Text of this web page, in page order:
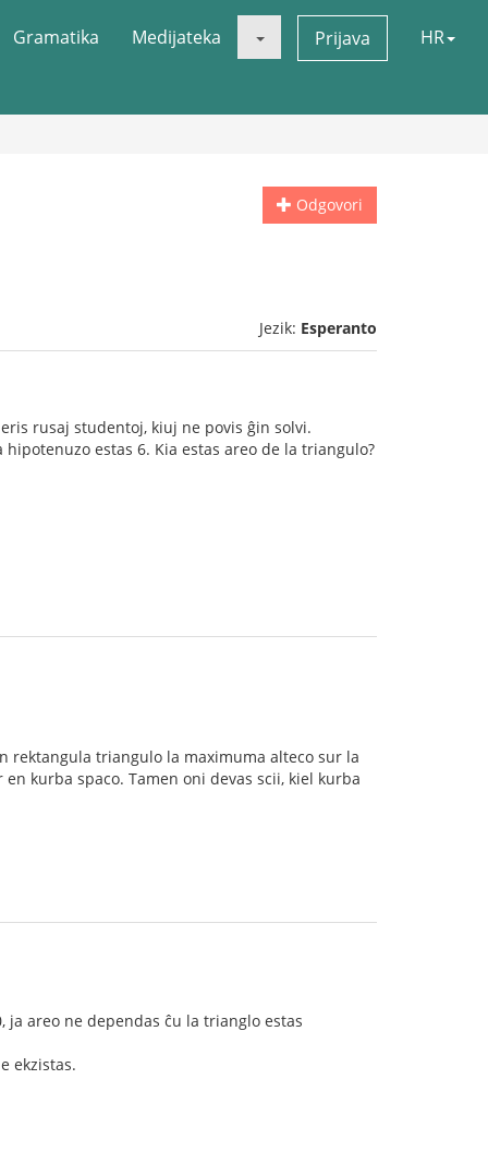
Gramatika Medijateka Prijava HR
Odgovori
Jezik: Esperanto
rusaj studentoj, kiuj ne povis ĝin solvi.
estas 6. Kia estas areo de la triangulo?
rektangula triangulo la maximuma alteco sur la
kurba spaco. Tamen oni devas scii, kiel kurba
areo ne dependas ĉu la trianglo estas
ekzistas.